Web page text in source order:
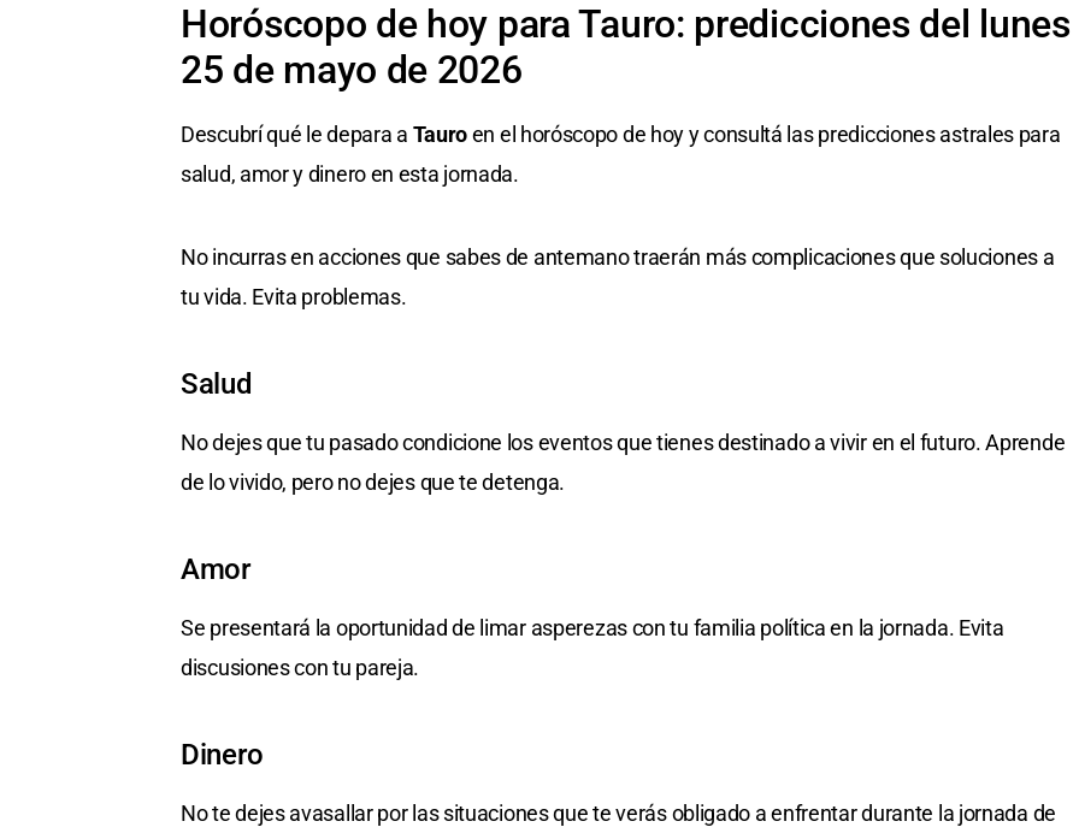
Horóscopo de hoy para Tauro: predicciones del lunes
25 de mayo de 2026
Descubrí qué le depara a Tauroen el horóscopo de hoy y consultá las predicciones astrales para
salud, amor y dinero en esta jornada.
No incurras en acciones que sabes de antemano traerán más complicaciones que soluciones a
tu vida. Evita problemas.
Salud
No dejes que tu pasado condicione los eventos que tienes destinado a vivir en el futuro. Aprende
de lo vivido, pero no dejes que te detenga.
Amor
Se presentará la oportunidad de limar asperezas con tu familia política en la jornada. Evita
discusiones con tu pareja.
Dinero
No te dejes avasallar por las situaciones que te verás obligado a enfrentar durante la jornada de